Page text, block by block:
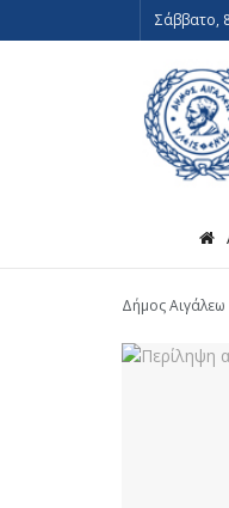
Σάββατο,
Δήμος Αιγάλεω